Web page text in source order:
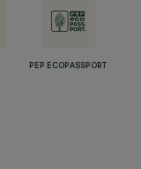
PEP ECOPASSPORT